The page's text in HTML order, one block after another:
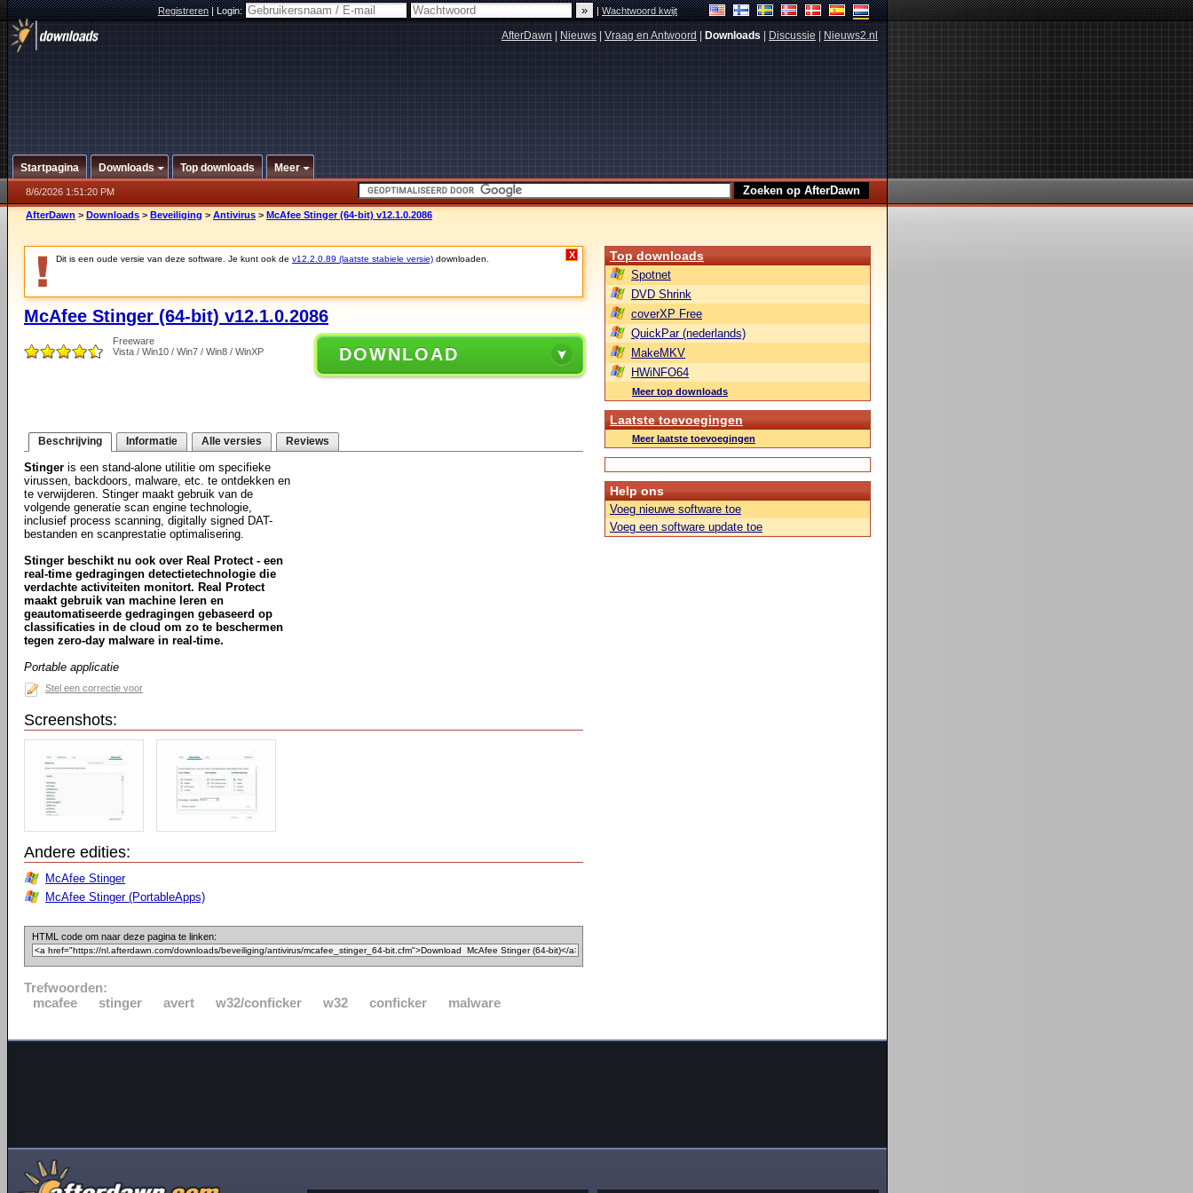
Registreren|Login: |Wachtwoord kwijt
AfterDawn Nieuws Vraag en Antwoord Downloads Discussie Nieuws2.nl
Startpagina Downloads Top downloads Meer
8/6/2026 1:51:20 PM
AfterDawn > Downloads > Beveiliging > Antivirus > McAfee Stinger (64-bit) v12.1.0.2086
Dit is een oude versie van deze software. Je kunt ook de v12.2.0.89 (laatste stabiele versie) downloaden. X
McAfee Stinger (64-bit) v12.1.0.2086
Freeware
Vista / Win10 / Win7 / Win8 / WinXP
DOWNLOAD
Beschrijving Informatie Alle versies Reviews
Stinger is een stand-alone utilitie om specifieke
virussen, backdoors, malware, etc. te ontdekken en
te verwijderen. Stinger maakt gebruik van de
volgende generatie scan engine technologie,
inclusief process scanning, digitally signed DAT-
bestanden en scanprestatie optimalisering.
Stinger beschikt nu ook over Real Protect - een
real-time gedragingen detectietechnologie die
verdachte activiteiten monitort. Real Protect
maakt gebruik van machine leren en
geautomatiseerde gedragingen gebaseerd op
classificaties in de cloud om zo te beschermen
tegen zero-day malware in real-time.
Portable applicatie
Stel een correctie voor
Screenshots:
Andere edities:
McAfee Stinger
McAfee Stinger (PortableApps)
HTML code om naar deze pagina te linken:
Trefwoorden:
mcafee
stinger avert w32/conficker w32 conficker malware
Top downloads
Spotnet
DVD Shrink
coverXP Free
QuickPar (nederlands)
MakeMKV
HWiNFO64
Meer top downloads
Laatste toevoegingen
Meer laatste toevoegingen
Help ons
Voeg nieuwe software toe
Voeg een software update toe